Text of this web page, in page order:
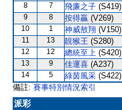
8 7 飛廉之子 (S419)
9 8 按得贏 (V269)
10 1 神威敖翔 (V150)
11 13 靚猴王 (S280)
12 12 總統至上 (S420)
13 9 佳運喜 (A237)
14 5 綠茵風采 (S422)
備註: 賽事特別情況索引
派彩